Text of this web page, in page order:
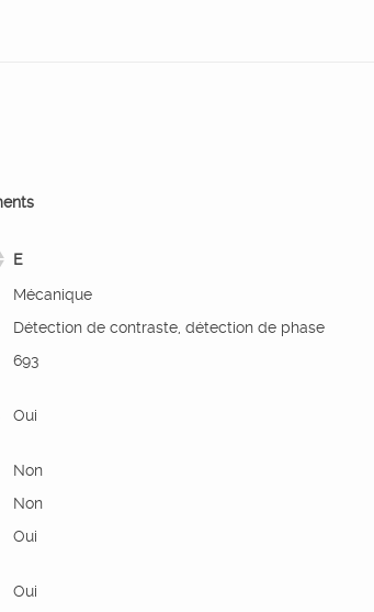
E
Mécanique
Détection de contraste, détection de phase
693
Oui
Non
Non
Oui
Oui